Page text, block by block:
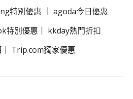
特別優惠
agoda今日優惠
特別優惠
kkday熱門折扣
Trip.com獨家優惠